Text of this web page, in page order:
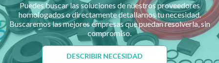
Puedes buscar las soluciones de nuestros proveedores
homologados o directamente detallarnos tu necesidad.
Buscaremos las mejores empresas que puedan resolverla, sin
compromiso.
DESCRIBIR NECESIDAD